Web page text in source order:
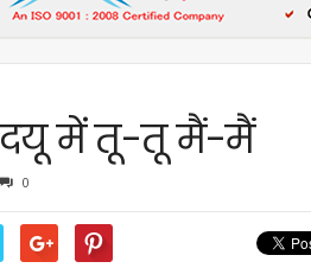
में तू-तू मैं-मैं
0